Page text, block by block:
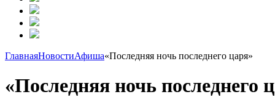
ГлавнаяНовостиАфиша«Последняя ночь последнего царя»
«Последняя ночь последнего